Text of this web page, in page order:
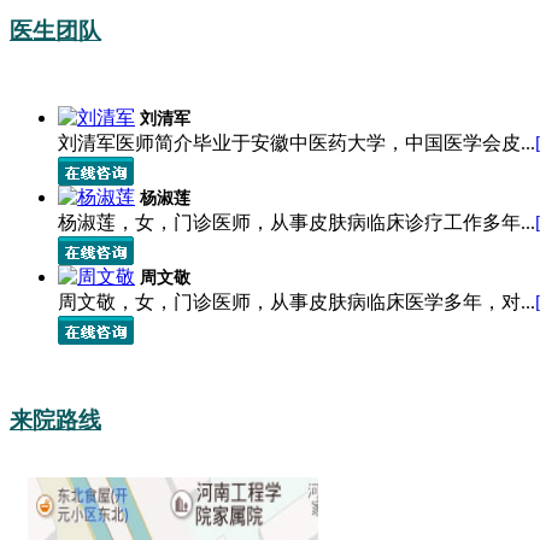
医生团队
刘清军
刘清军医师简介毕业于安徽中医药大学，中国医学会皮...
杨淑莲
杨淑莲，女，门诊医师，从事皮肤病临床诊疗工作多年...
周文敬
周文敬，女，门诊医师，从事皮肤病临床医学多年，对...
来院路线